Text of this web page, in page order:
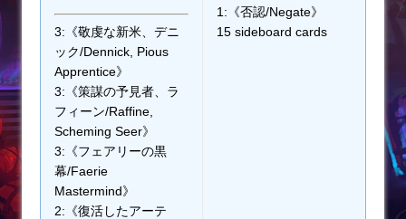
3:《敬虔な新米、デニ
ック/Dennick, Pious
Apprentice》
3:《策謀の予見者、ラ
フィーン/Raffine,
Scheming Seer》
3:《フェアリーの黒
幕/Faerie
Mastermind》
2:《復活したアーテ
1:《否認/Negate》
15 sideboard cards